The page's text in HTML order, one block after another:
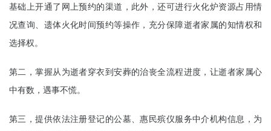
基础上开通了网上预约的渠道，此外，还可进行火化炉资源占用情
况查询、遗体火化时间预约等操作，充分保障逝者家属的知情权和
选择权。
第二，掌握从为逝者穿衣到安葬的治丧全流程进度，让逝者家属心
中有数，遇事不慌。
第三，提供依法注册登记的公墓、惠民殡仪服务中介机构信息，为